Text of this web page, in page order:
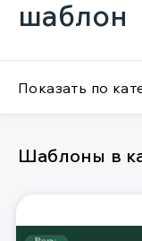
шаблон
Показать по
Шаблоны в